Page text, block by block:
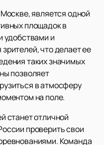
является одной
площадок в
удобствами и
что делает ее
таких значимых
позволяет
в атмосферу
на поле.
станет отличной
проверить свои
Команда